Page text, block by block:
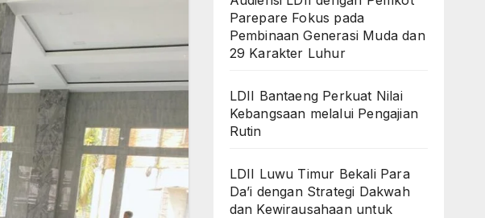
Parepare Fokus pada
Pembinaan Generasi Muda dan
29 Karakter Luhur
LDII Bantaeng Perkuat Nilai
Kebangsaan melalui Pengajian
Rutin
LDII Luwu Timur Bekali Para
Da’i dengan Strategi Dakwah
dan Kewirausahaan untuk